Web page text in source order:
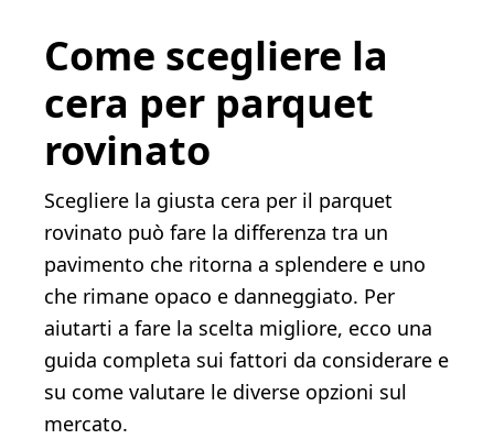
Come scegliere la
cera per parquet
rovinato
Scegliere la giusta cera per il parquet
rovinato può fare la differenza tra un
pavimento che ritorna a splendere e uno
che rimane opaco e danneggiato. Per
aiutarti a fare la scelta migliore, ecco una
guida completa sui fattori da considerare e
su come valutare le diverse opzioni sul
mercato.